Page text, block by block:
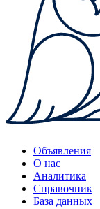
Объявления
О нас
Аналитика
Справочник
База данных